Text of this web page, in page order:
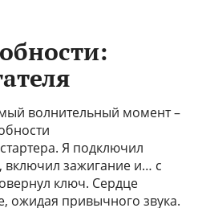
волнительный момент –
Я подключил
включил зажигание и… с
ключ. Сердце
ожидая привычного звука.